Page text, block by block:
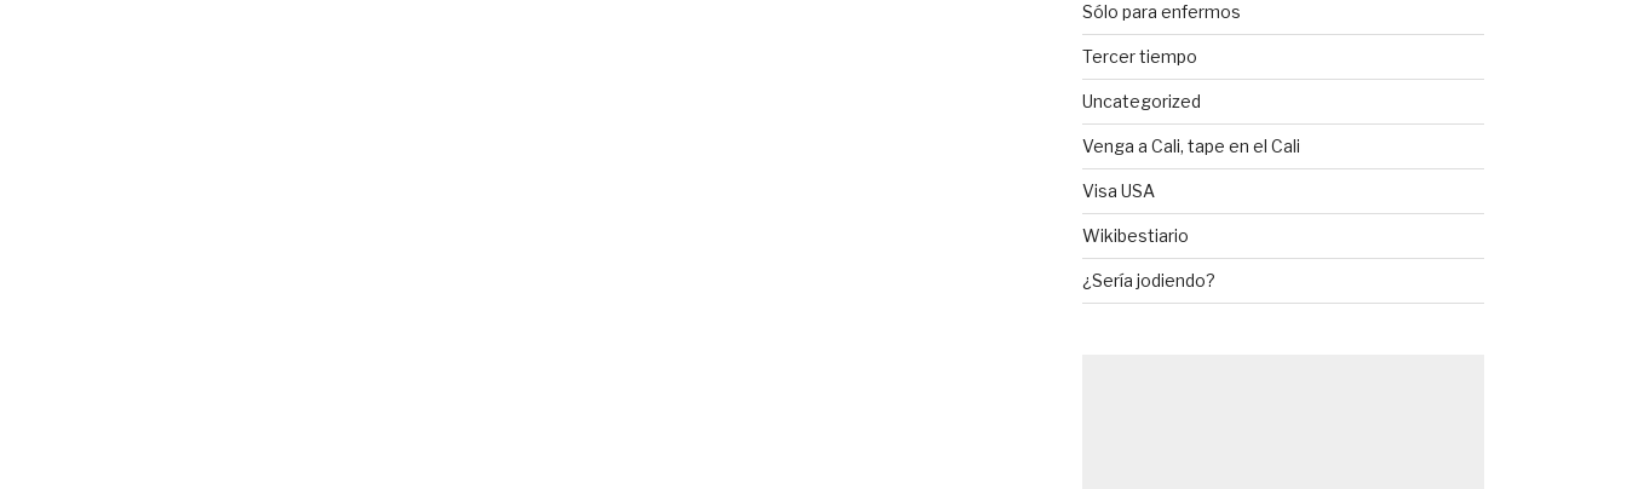
Sólo para enfermos
Tercer tiempo
Uncategorized
Venga a Cali, tape en el Cali
Visa USA
Wikibestiario
¿Sería jodiendo?